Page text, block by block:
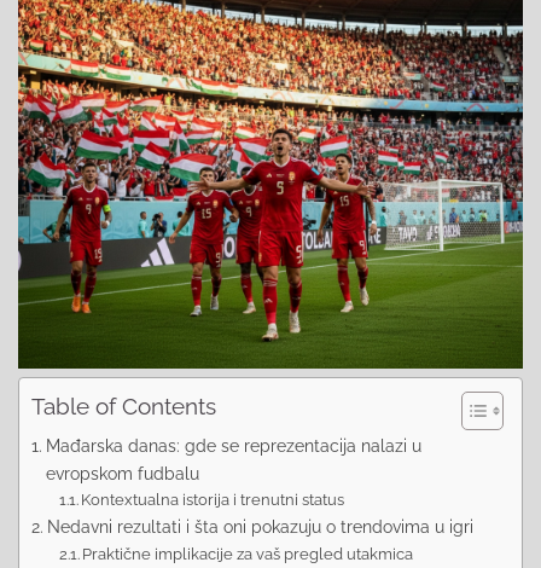
Table of Contents
Mađarska danas: gde se reprezentacija nalazi u
evropskom fudbalu
Kontextualna istorija i trenutni status
Nedavni rezultati i šta oni pokazuju o trendovima u igri
Praktične implikacije za vaš pregled utakmica